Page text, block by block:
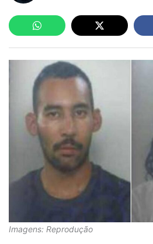
Imagens: Reprodução